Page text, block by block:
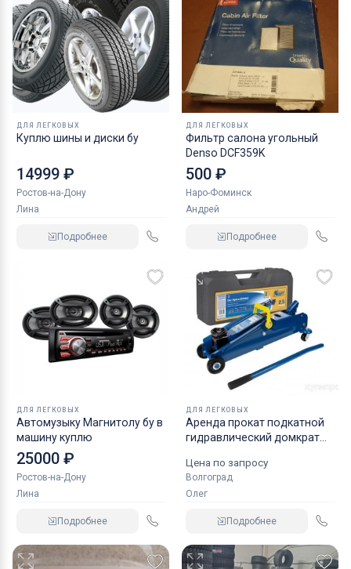
ДЛЯ ЛЕГКОВЫХ
Куплю шины и диски бу
14999 ₽
Ростов-на-Дону
Лина
Подробнее
ДЛЯ ЛЕГКОВЫХ
Фильтр салона угольный
Denso DCF359K
500 ₽
Наро-Фоминск
Андрей
Подробнее
ДЛЯ ЛЕГКОВЫХ
Автомузыку Магнитолу бу в
машину куплю
25000 ₽
Ростов-на-Дону
Лина
Подробнее
ДЛЯ ЛЕГКОВЫХ
Аренда прокат подкатной
гидравлический домкрат
Цена по запросу
Волгоград
Олег
Подробнее